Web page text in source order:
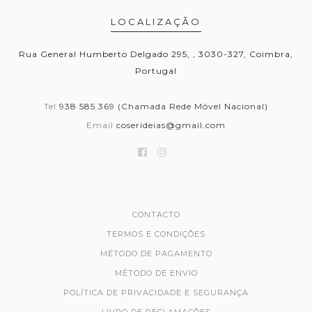
LOCALIZAÇÃO
Rua General Humberto Delgado 295, , 3030-327, Coimbra,
Portugal
Tel 938 585 369 (Chamada Rede Móvel Nacional)
Email coserideias@gmail.com
CONTACTO
TERMOS E CONDIÇÕES
MÉTODO DE PAGAMENTO
MÉTODO DE ENVIO
POLÍTICA DE PRIVACIDADE E SEGURANÇA